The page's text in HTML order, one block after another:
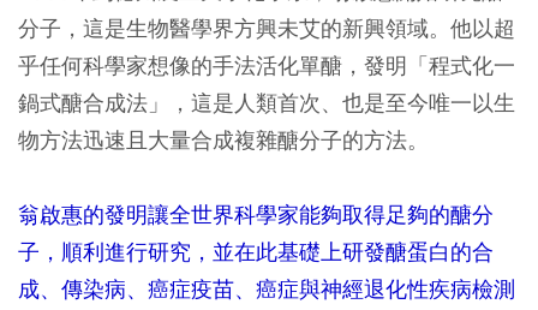
分子，這是生物醫學界方興未艾的新興領域。他以超
乎任何科學家想像的手法活化單醣，發明「程式化一
鍋式醣合成法」，這是人類首次、也是至今唯一以生
物方法迅速且大量合成複雜醣分子的方法。
翁啟惠的發明讓全世界科學家能夠取得足夠的醣分
子，順利進行研究，並在此基礎上研發醣蛋白的合
成、傳染病、癌症疫苗、癌症與神經退化性疾病檢測